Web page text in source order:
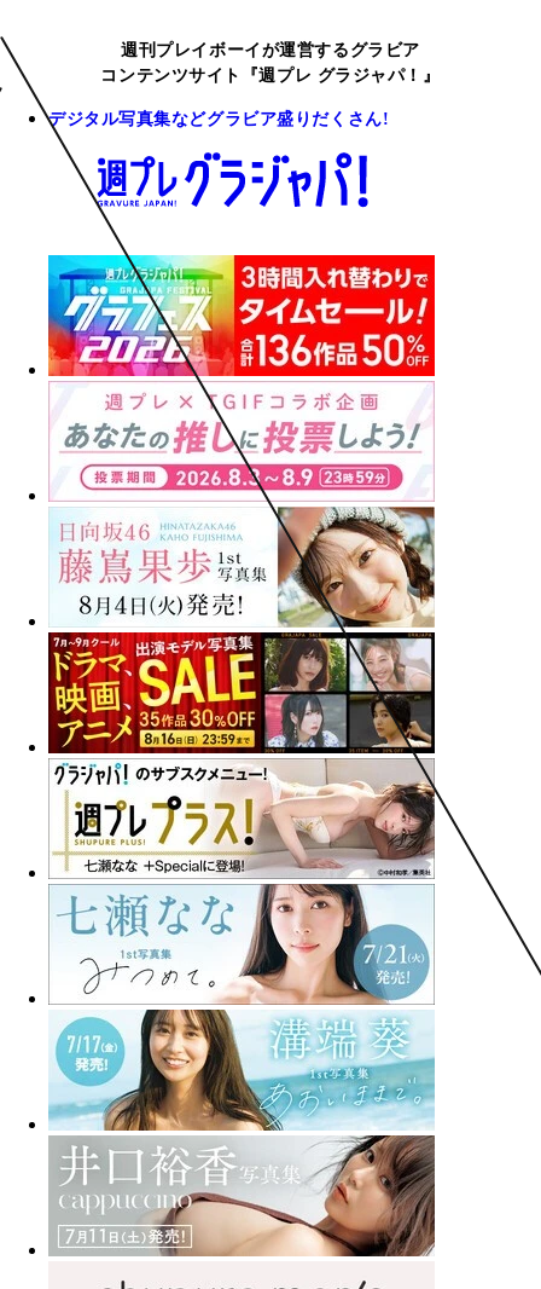
週刊プレイボーイが運営するグラビア
コンテンツサイト『週プレ グラジャパ！』
デジタル写真集などグラビア盛りだくさん!